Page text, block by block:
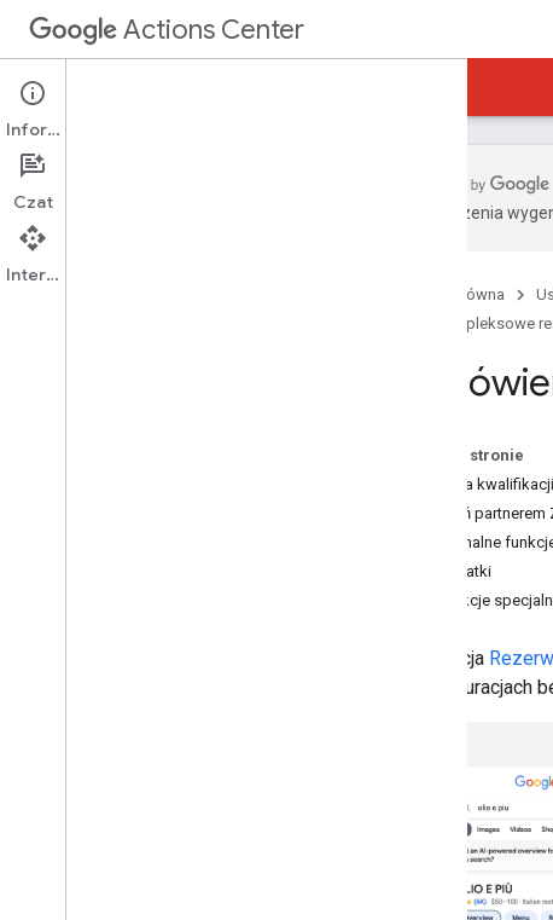
Actions Center
Omówienie i wymagania
Zasady
Tłumaczenia
Strona główna
Kompleksowe
Na tej stronie
Kryteria kwalifikacji
Zostań
Opcjonalne
Dodatki
Funkcje
Integracja
w restauracjach
Informacje
Czat
Interfejs API